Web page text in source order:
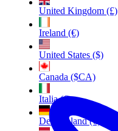
United Kingdom (£)
Ireland (€)
United States ($)
Canada ($CA)
Italia (€)
Deutschland (€)